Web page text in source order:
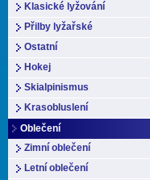
Klasické lyžování
Přilby lyžařské
Ostatní
Hokej
Skialpinismus
Krasobluslení
Oblečení
Zimní oblečení
Letní oblečení